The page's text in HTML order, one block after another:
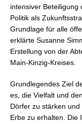
intensiver Beteiligung
Politik als
Grundlage für alle
erklärte Susanne
Erstellung von der
Main-Kinzig-Kreises.
Grundlegendes Ziel
es, die Vielfalt und
Dörfer zu stärken
Erbe zu erhalten. Die